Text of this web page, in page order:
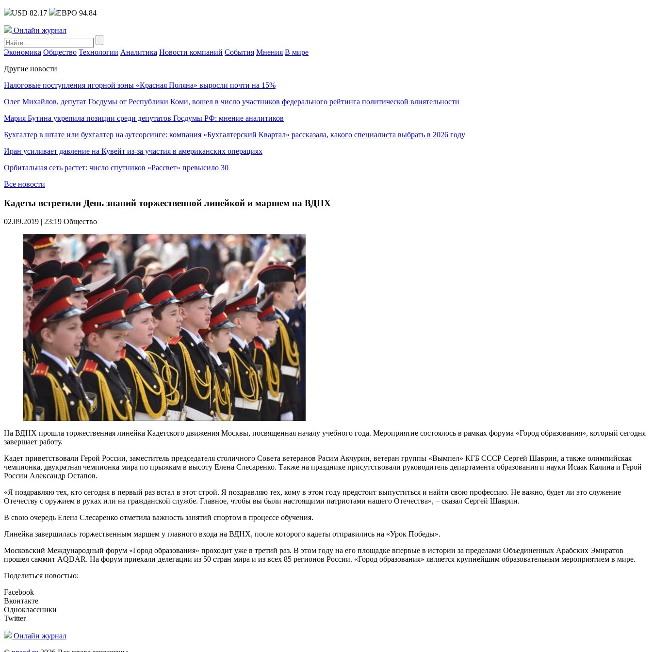
USD 82.17 ЕВРО 94.84
Онлайн журнал
Экономика Общество Технологии Аналитика Новости компаний События Мнения В мире
Другие новости
Налоговые поступления игорной зоны «Красная Поляна» выросли почти на 15%
Олег Михайлов, депутат Госдумы от Республики Коми, вошел в число участников федерального рейтинга политической влиятельности
Мария Бутина укрепила позиции среди депутатов Госдумы РФ: мнение аналитиков
Бухгалтер в штате или бухгалтер на аутсорсинге: компания «Бухгалтерский Квартал» рассказала, какого специалиста выбрать в 2026 году
Иран усиливает давление на Кувейт из-за участия в американских операциях
Орбитальная сеть растет: число спутников «Рассвет» превысило 30
Все новости
Кадеты встретили День знаний торжественной линейкой и маршем на ВДНХ
02.09.2019 | 23:19 Общество
На ВДНХ прошла торжественная линейка Кадетского движения Москвы, посвященная началу учебного года. Мероприятие состоялось в рамках форума «Город образования», который сегодня
завершает работу.
Кадет приветствовали Герой России, заместитель председателя столичного Совета ветеранов Расим Акчурин, ветеран группы «Вымпел» КГБ СССР Сергей Шаврин, а также олимпийская
чемпионка, двукратная чемпионка мира по прыжкам в высоту Елена Слесаренко. Также на празднике присутствовали руководитель департамента образования и науки Исаак Калина и Герой
России Александр Остапов.
«Я поздравляю тех, кто сегодня в первый раз встал в этот строй. Я поздравляю тех, кому в этом году предстоит выпуститься и найти свою профессию. Не важно, будет ли это служение
Отечеству с оружием в руках или на гражданской службе. Главное, чтобы вы были настоящими патриотами нашего Отечества», – сказал Сергей Шаврин.
В свою очередь Елена Слесаренко отметила важность занятий спортом в процессе обучения.
Линейка завершилась торжественным маршем у главного входа на ВДНХ, после которого кадеты отправились на «Урок Победы».
Московский Международный форум «Город образования» проходит уже в третий раз. В этом году на его площадке впервые в истории за пределами Объединенных Арабских Эмиратов
прошел саммит AQDAR. На форум приехали делегации из 50 стран мира и из всех 85 регионов России. «Город образования» является крупнейшим образовательным мероприятием в мире.
Поделиться новостью:
Facebook
Вконтакте
Одноклассники
Twitter
Онлайн журнал